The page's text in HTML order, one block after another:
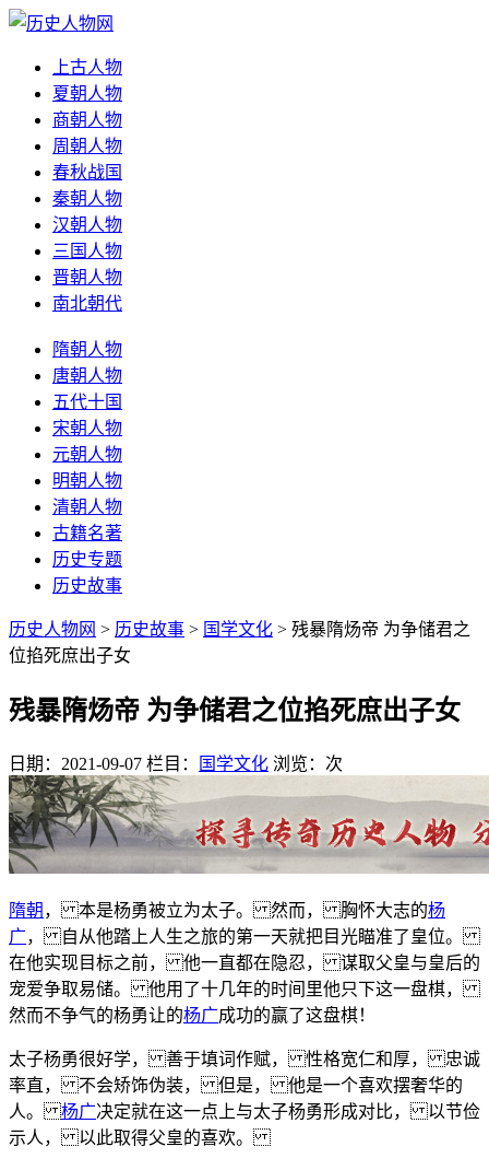
上古人物
夏朝人物
商朝人物
周朝人物
春秋战国
秦朝人物
汉朝人物
三国人物
晋朝人物
南北朝代
隋朝人物
唐朝人物
五代十国
宋朝人物
元朝人物
明朝人物
清朝人物
古籍名著
历史专题
历史故事
历史人物网 > 历史故事 > 国学文化 > 残暴隋炀帝 为争储君之
位掐死庶出子女
残暴隋炀帝 为争储君之位掐死庶出子女
日期：2021-09-07 栏目： 国学文化 浏览： 次
隋朝 ， 本是杨勇被立为太子。 然而， 胸怀大志的杨
广， 自从他踏上人生之旅的第一天就把目光瞄准了皇位。
在他实现目标之前， 他一直都在隐忍， 谋取父皇与皇后的
宠爱争取易储。 他用了十几年的时间里他只下这一盘棋，
然而不争气的杨勇让的杨广成功的赢了这盘棋！
太子杨勇很好学， 善于填词作赋， 性格宽仁和厚， 忠诚
率直， 不会矫饰伪装， 但是， 他是一个喜欢摆奢华的
人。杨广决定就在这一点上与太子杨勇形成对比， 以节俭
示人， 以此取得父皇的喜欢。